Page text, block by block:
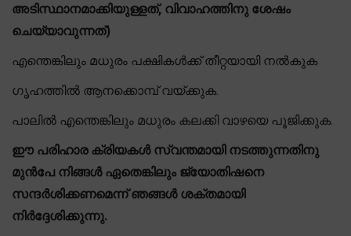
അടിസ്ഥാനമാക്കിയുള്ളത്, വിവാഹത്തിനു ശേഷം
ചെയ്യാവുന്നത്)
എന്തെങ്കിലും മധുരം പക്ഷികൾക്ക് തീറ്റയായി നൽകുക
ഗൃഹത്തിൽ ആനക്കൊമ്പ് വയ്ക്കുക.
പാലിൽ എന്തെങ്കിലും മധുരം കലക്കി വാഴയെ പൂജിക്കുക.
ഈ പരിഹാര ക്രിയകൾ സ്വന്തമായി നടത്തുന്നതിനു
മുൻപേ നിങ്ങൾ ഏതെങ്കിലും ജ്യോതിഷനെ
സന്ദർശിക്കണമെന്ന് ഞങ്ങൾ ശക്തമായി
നിർദ്ദേശിക്കുന്നു.